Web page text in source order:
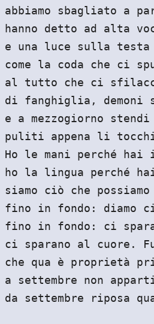
abbiamo sbagliato a
hanno detto ad alta
e una luce sulla testa
come la coda che ci
al tutto che ci
di fanghiglia,
e a mezzogiorno
puliti appena li
Ho le mani perché
ho la lingua perché
siamo ciò che possiamo
fino in fondo: diamo
fino in fondo: ci
ci sparano al cuore.
che qua è proprietà
a settembre non
da settembre riposa